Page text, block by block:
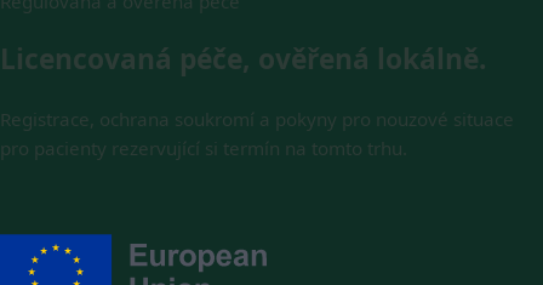
Licencovaná péče, ověřená lokálně.
Registrace, ochrana soukromí a pokyny pro nouzové situace
pro pacienty rezervující si termín na tomto trhu.